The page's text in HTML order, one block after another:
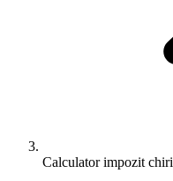
Calculator impozit